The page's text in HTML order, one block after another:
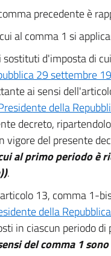
precedente è
al comma 1 si
d'imposta di
29 settembre
ai sensi
della
decreto,
vigore del presente
al primo periodo è
.
13, comma 1-
della
in ciascun periodo
del comma 1